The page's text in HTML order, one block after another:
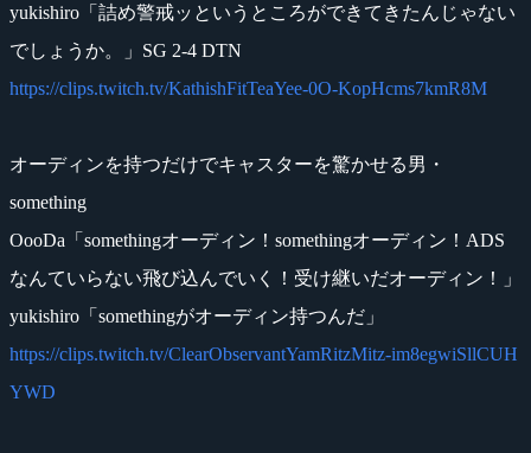
yukishiro「詰め警戒ッというところができてきたんじゃない
でしょうか。」SG 2-4 DTN
https://clips.twitch.tv/KathishFitTeaYee-0O-KopHcms7kmR8M
オーディンを持つだけでキャスターを驚かせる男・
something
OooDa「somethingオーディン！somethingオーディン！ADS
なんていらない飛び込んでいく！受け継いだオーディン！」
yukishiro「somethingがオーディン持つんだ」
https://clips.twitch.tv/ClearObservantYamRitzMitz-im8egwiSllCUH
YWD